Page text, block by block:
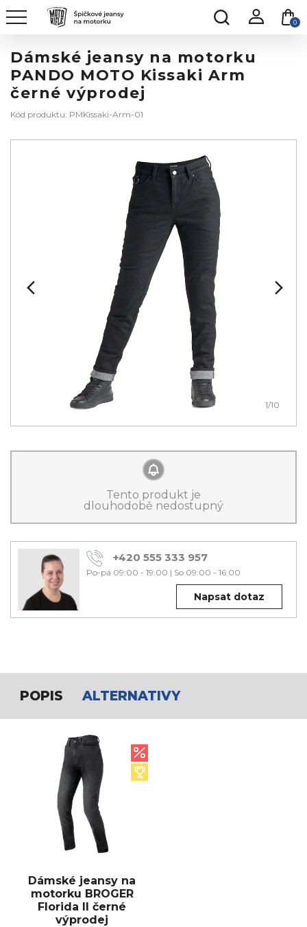
0
Dámské jeansy na motorku
PANDO MOTO Kissaki Arm
černé výprodej
Kód produktu: PMKissaki-Arm-01
1/10
Tento produkt je
dlouhodobě nedostupný
+420 555 333 957
Po-pá 09:00 - 19:00 | So 09:00 - 16:00
Napsat dotaz
POPIS ALTERNATIVY
Dámské jeansy na
motorku BROGER
Florida II černé
výprodej